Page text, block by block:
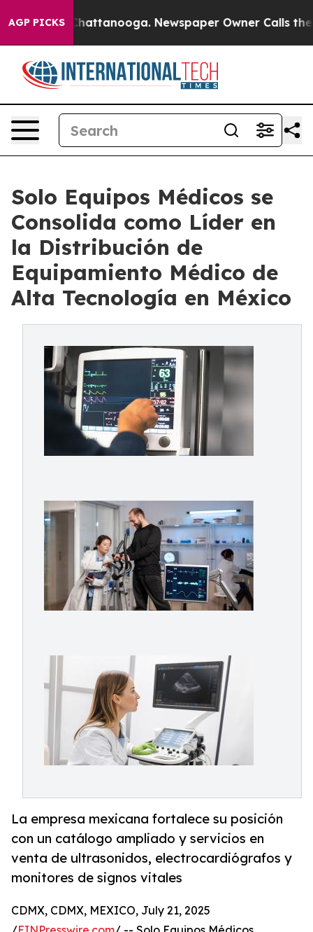
AGP PICKS
in Chattanooga. Newspaper Owner Calls the
Solo Equipos Médicos se
Consolida como Líder en
la Distribución de
Equipamiento Médico de
Alta Tecnología en México
La empresa mexicana fortalece su posición
con un catálogo ampliado y servicios en
venta de ultrasonidos, electrocardiógrafos y
monitores de signos vitales
CDMX, CDMX, MEXICO, July 21, 2025